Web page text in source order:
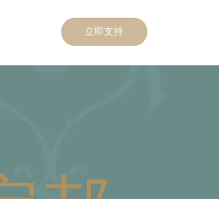
立即支持